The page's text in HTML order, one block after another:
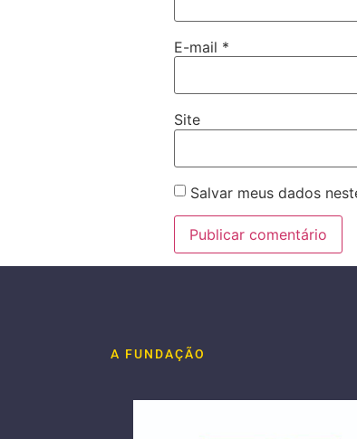
E-mail *
Site
Salvar meus dados
A FUNDAÇÃO